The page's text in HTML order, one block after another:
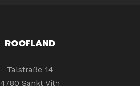
ROOFLAND
Talstraße 14
4780 Sankt Vith